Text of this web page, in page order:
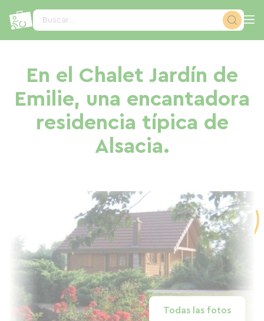
Buscar...
En el Chalet Jardín de
Emilie, una encantadora
residencia típica de
Alsacia.
Todas las fotos
Panel de gestión de cookies